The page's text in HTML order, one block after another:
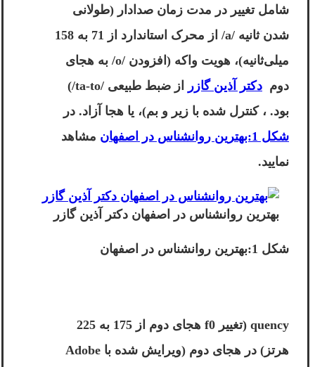
شامل تغییر در مدت زمان صدادار (طولانی
شدن ثانیه /a/ از محرک استاندارد از 71 به 158
میلی‌ثانیه)، هویت واکه (افزودن /o/ به هجای
دوم دکتر آذین گازر
از ضبط طبیعی /ta-to/)
بود. ، کنترل شده با زیر و بم)، یا هجا آزاد. در
شکل 1:بهترین روانشناس در اصفهان
مشاهد
نمایید.
بهترین روانشناس در اصفهان دکتر آذین گازر
شکل 1:بهترین روانشناس در اصفهان
quency (تغییر f0 هجای دوم از 175 به 225
هرتز) در هجای دوم (ویرایش شده با Adobe